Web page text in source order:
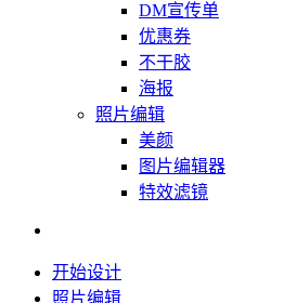
DM宣传单
优惠券
不干胶
海报
照片编辑
美颜
图片编辑器
特效滤镜
开始设计
照片编辑